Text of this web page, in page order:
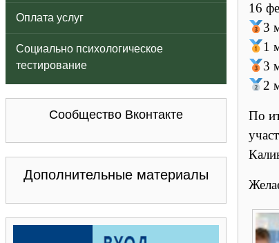
Оплата услуг
Социально психологическое
тестирование
Сообщество Вконтакте
Дополнительные материалы
16
3
1
3
2
По